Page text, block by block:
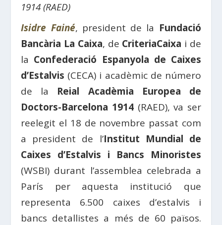
1914 (RAED)
Isidre Fainé, president de la Fundació
Bancària La Caixa, de CriteriaCaixa i de
la Confederació Espanyola de Caixes
d’Estalvis (CECA) i acadèmic de número
de la Reial Acadèmia Europea de
Doctors-Barcelona 1914(RAED), va ser
reelegit el 18 de novembre passat com
a president de l’Institut Mundial de
Caixes d’Estalvis i Bancs Minoristes
(WSBI) durant l’assemblea celebrada a
París per aquesta institució que
representa 6.500 caixes d’estalvis i
bancs detallistes a més de 60 països.